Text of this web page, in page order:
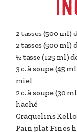
2 tasses (500 ml)
2 tasses (500 ml)
½ tasse (125 ml)
3 c. à soupe (45
miel
2 c. à soupe (30
haché
Craquelins
Pain plat Fines